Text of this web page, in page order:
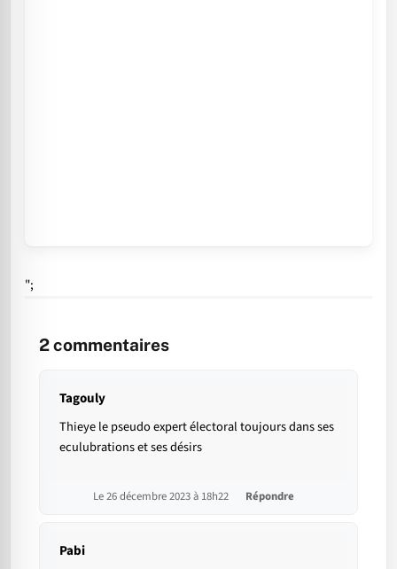
";
2commentaires
Tagouly
Thieye le pseudo expert électoral toujours dans ses
eculubrations et ses désirs
Le 26 décembre 2023 à 18h22 Répondre
Pabi